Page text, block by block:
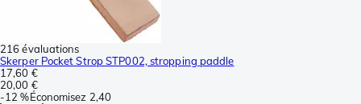
216 évaluations
Skerper Pocket Strop STP002, stropping paddle
17,60 €
20,00 €
-12 %Économisez 2,40